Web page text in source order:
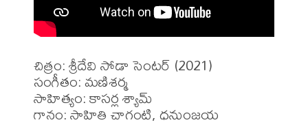
చిత్రం: శ్రీదేవి సోడా సెంటర్ (2021)
సంగీతం: మణిశర్మ
సాహిత్యం: కాసర్ల శ్యామ్
గానం: సాహితి చాగంటి, ధనుంజయ